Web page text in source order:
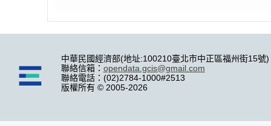
中華民國經濟部(地址:100210臺北市中正區福州街15號)
聯絡信箱： opendata.gcis@gmail.com
聯絡電話：(02)2784-1000#2513
版權所有 © 2005-2026